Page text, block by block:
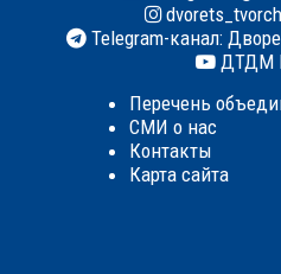
Telegram-канал:
ДТДМ
Перечень
СМИ о нас
Контакты
Карта сайта